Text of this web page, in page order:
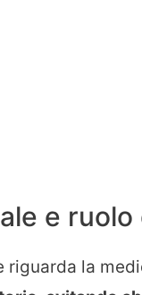
e
riguarda la